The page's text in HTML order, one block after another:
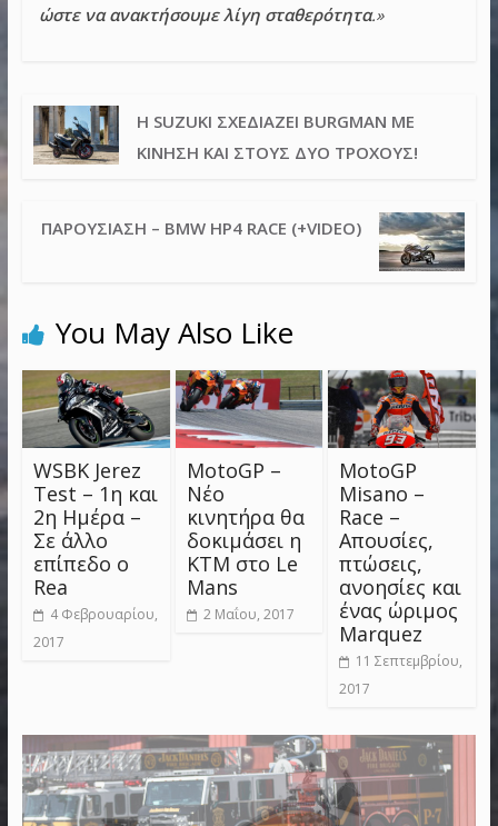
ώστε να ανακτήσουμε λίγη σταθερότητα.»
Η SUZUKI ΣΧΕΔΙΆΖΕΙ BURGMAN ΜΕ
ΚΊΝΗΣΗ ΚΑΙ ΣΤΟΥΣ ΔΎΟ ΤΡΟΧΟΎΣ!
ΠΑΡΟΥΣΊΑΣΗ – BMW HP4 RACE (+VIDEO)
You May Also Like
WSBK Jerez
Test – 1η και
2η Ημέρα –
Σε άλλο
επίπεδο ο
Rea
4 Φεβρουαρίου,
2017
MotoGP –
Νέο
κινητήρα θα
δοκιμάσει η
KTM στο Le
Mans
2 Μαΐου, 2017
MotoGP
Misano –
Race –
Απουσίες,
πτώσεις,
ανοησίες και
ένας ώριμος
Marquez
11 Σεπτεμβρίου,
2017